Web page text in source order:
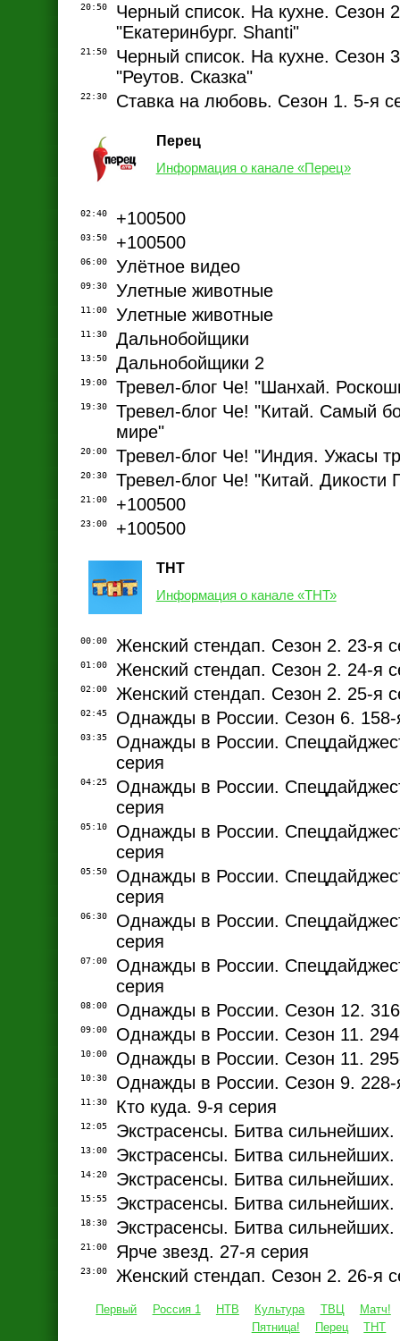
20:50
Черный список. На кухне. Сезон
"Екатеринбург. Shanti"
21:50
Черный список. На кухне. Сезон
"Реутов. Сказка"
22:30 Ставка на любовь. Сезон 1. 5-я
Перец
Информация о канале «Перец»
02:40 +100500
03:50 +100500
06:00 Улётное видео
09:30 Улетные животные
11:00 Улетные животные
11:30 Дальнобойщики
13:50 Дальнобойщики 2
19:00 Тревел-блог Че! "Шанхай.
19:30
Тревел-блог Че! "Китай. Самый
мире"
20:00 Тревел-блог Че! "Индия. Ужасы
20:30 Тревел-блог Че! "Китай. Дикости
21:00 +100500
23:00 +100500
ТНТ
Информация о канале «ТНТ»
00:00 Женский стендап. Сезон 2. 23-я
01:00 Женский стендап. Сезон 2. 24-я
02:00 Женский стендап. Сезон 2. 25-я
02:45 Однажды в России. Сезон 6. 158-
03:35
Однажды в России.
серия
04:25
Однажды в России.
серия
05:10
Однажды в России.
серия
05:50
Однажды в России.
серия
06:30
Однажды в России.
серия
07:00
Однажды в России.
серия
08:00 Однажды в России. Сезон 12.
09:00 Однажды в России. Сезон 11.
10:00 Однажды в России. Сезон 11.
10:30 Однажды в России. Сезон 9. 228-
11:30 Кто куда. 9-я серия
12:05 Экстрасенсы. Битва сильнейших.
13:00 Экстрасенсы. Битва сильнейших.
14:20 Экстрасенсы. Битва сильнейших.
15:55 Экстрасенсы. Битва сильнейших.
18:30 Экстрасенсы. Битва сильнейших.
21:00 Ярче звезд. 27-я серия
23:00 Женский стендап. Сезон 2. 26-я
Первый Россия 1 НТВ Культура ТВЦ
Матч!
Пятница!
Перец ТНТ